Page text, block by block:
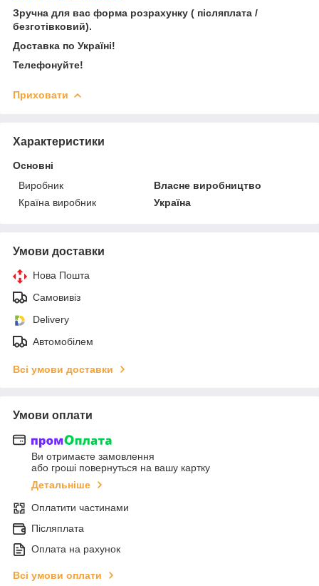
Зручна для вас форма розрахунку ( післяплата /
безготівковий).
Доставка по Україні!
Телефонуйте!
Приховати
Характеристики
Основні
Виробник
Власне виробництво
Країна виробник
Україна
Умови доставки
Нова Пошта
Самовивіз
Delivery
Автомобілем
Всі умови доставки
Умови оплати
Ви отримаєте замовлення
або гроші повернуться на вашу картку
Детальніше
Оплатити частинами
Післяплата
Оплата на рахунок
Всі умови оплати